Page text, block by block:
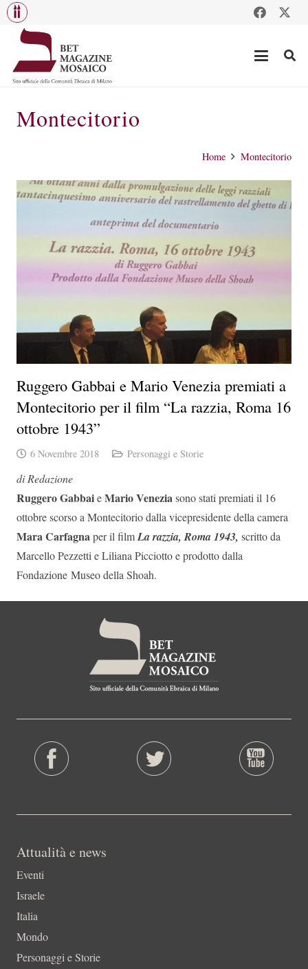
Montecitorio
Home Montecitorio
Ruggero Gabbai e Mario Venezia premiati a
Montecitorio per il film “La razzia, Roma 16
ottobre 1943”
6 Novembre 2018 Personaggi e Storie
di Redazione
Ruggero GabbaieMario Veneziasono stati premiati il 16
ottobre scorso a Montecitorio dalla vicepresidente della camera
Mara Carfagnaper il filmLa razzia, Roma 1943, scritto da
Marcello Pezzetti e Liliana Picciotto e prodotto dalla
Fondazione Museo della Shoah.
Attualità e news
Eventi
Israele
Italia
Mondo
Personaggi e Storie